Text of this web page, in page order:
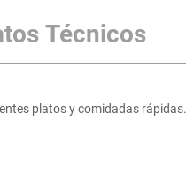
Técnicos
platos y comidadas rápidas.